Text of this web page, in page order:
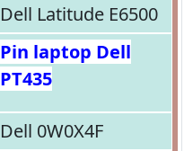
Dell Latitude E6500
Pin laptop Dell
PT435
Dell 0W0X4F